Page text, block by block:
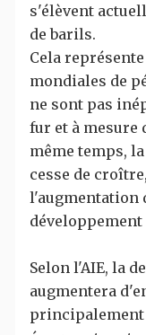
s'élèvent
de barils.
Cela
mondiales de
ne sont pas
fur et à mesure
même temps,
cesse de
l'augmentation
Selon l'AIE, la
augmentera
principalement